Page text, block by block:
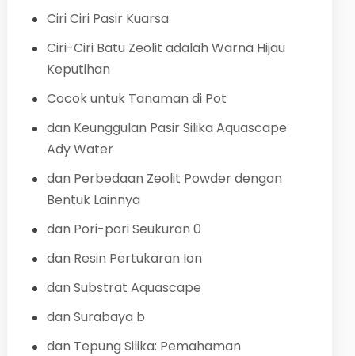
Ciri Ciri Pasir Kuarsa
Ciri-Ciri Batu Zeolit adalah Warna Hijau
Keputihan
Cocok untuk Tanaman di Pot
dan Keunggulan Pasir Silika Aquascape
Ady Water
dan Perbedaan Zeolit Powder dengan
Bentuk Lainnya
dan Pori-pori Seukuran 0
dan Resin Pertukaran Ion
dan Substrat Aquascape
dan Surabaya b
dan Tepung Silika: Pemahaman